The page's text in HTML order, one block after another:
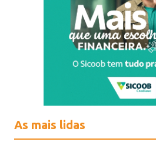
As mais lidas